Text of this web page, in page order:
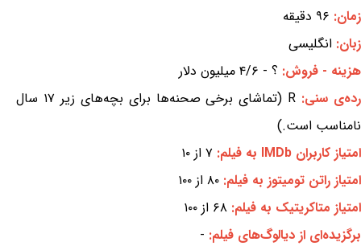
زمان: ۹۶ دقیقه
زبان: انگلیسی
هزینه - فروش: ؟ - ۴/۶ میلیون دلار
رده‌ی سنی:
R (تماشای برخی صحنه‌ها برای بچه‌های زیر ۱۷ سال
نامناسب است.)
امتیاز کاربران IMDb به فیلم:
۷ از ۱۰
امتیاز راتن تومیتوز به فیلم: ۸۰ از ۱۰۰
امتیاز متاکریتیک به فیلم: ۶۸ از ۱۰۰
برگزیده‌ای از دیالوگ‌های فیلم: -